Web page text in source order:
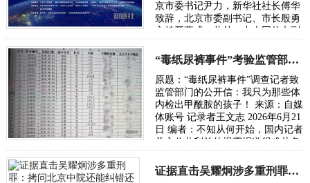
京市委书记尹力，新华社社长傅华
致辞，北京市委副书记、市长殷勇
主持开幕式。此外，中央网信办副
国家发…
“毒纸尿裤事件”考验监管部门的党性初心与执法能力
原题：“毒纸尿裤事件”调查记者致
监管部门的公开信：我只为那些体
内检出甲酰胺的孩子！ 来源：自媒
体账号 记录者王文志 2026年6月21
日 编者：不知从何开始，国内记者
关心公共利益的揭露报道很难从各
或者…
证据直击吴耀炯涉多重刑罪：拷问北京中院还能纠错还法律尊严？